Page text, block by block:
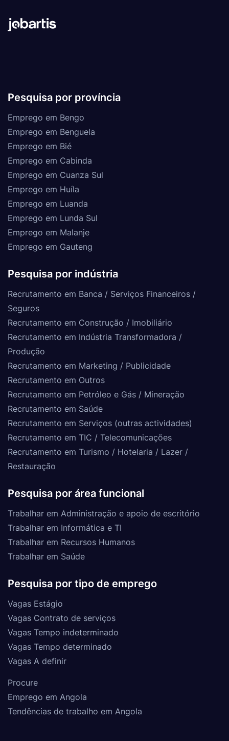
Pesquisa por província
Emprego em Bengo
Emprego em Benguela
Emprego em Bié
Emprego em Cabinda
Emprego em Cuanza Sul
Emprego em Huíla
Emprego em Luanda
Emprego em Lunda Sul
Emprego em Malanje
Emprego em Gauteng
Pesquisa por indústria
Recrutamento em Banca / Serviços Financeiros /
Seguros
Recrutamento em Construção / Imobiliário
Recrutamento em Indústria Transformadora /
Produção
Recrutamento em Marketing / Publicidade
Recrutamento em Outros
Recrutamento em Petróleo e Gás / Mineração
Recrutamento em Saúde
Recrutamento em Serviços (outras actividades)
Recrutamento em TIC / Telecomunicações
Recrutamento em Turismo / Hotelaria / Lazer /
Restauração
Pesquisa por área funcional
Trabalhar em Administração e apoio de escritório
Trabalhar em Informática e TI
Trabalhar em Recursos Humanos
Trabalhar em Saúde
Pesquisa por tipo de emprego
Vagas Estágio
Vagas Contrato de serviços
Vagas Tempo indeterminado
Vagas Tempo determinado
Vagas A definir
Procure
Emprego em Angola
Tendências de trabalho em Angola